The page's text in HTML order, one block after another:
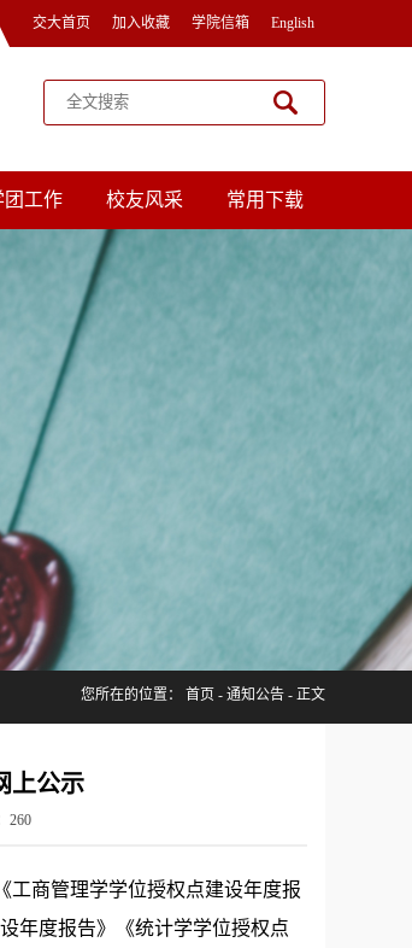
交大首页 加入收藏 学院信箱 English
团工作 校友风采 常用下载
您所在的位置： 首页 - 通知公告 - 正文
上公示
260
工商管理学学位授权点建设年度报
年度报告》《统计学学位授权点